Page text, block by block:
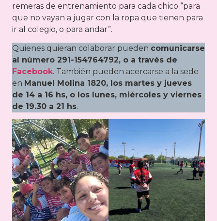
remeras de entrenamiento para cada chico “para
que no vayan a jugar con la ropa que tienen para
ir al colegio, o para andar”.
Quienes quieran colaborar pueden comunicarse
al número 291-154764792, o a través de
Facebook. También pueden acercarse a la sede
en Manuel Molina 1820, los martes y jueves
de 14 a 16 hs, o los lunes, miércoles y viernes
de 19.30 a 21 hs.